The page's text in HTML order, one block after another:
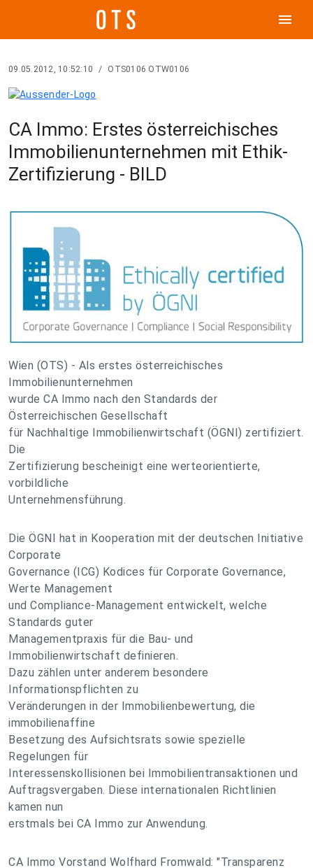
menu
09.05.2012, 10:52:10 / OTS0106 OTW0106
CA Immo: Erstes österreichisches
Immobilienunternehmen mit Ethik-
Zertifizierung - BILD
Wien (OTS) - Als erstes österreichisches
Immobilienunternehmen
wurde CA Immo nach den Standards der
Österreichischen Gesellschaft
für Nachhaltige Immobilienwirtschaft (ÖGNI) zertifiziert.
Die
Zertifizierung bescheinigt eine werteorientierte,
vorbildliche
Unternehmensführung.
Die ÖGNI hat in Kooperation mit der deutschen Initiative
Corporate
Governance (ICG) Kodices für Corporate Governance,
Werte Management
und Compliance-Management entwickelt, welche
Standards guter
Managementpraxis für die Bau- und
Immobilienwirtschaft definieren.
Dazu zählen unter anderem besondere
Informationspflichten zu
Veränderungen in der Immobilienbewertung, die
immobilienaffine
Besetzung des Aufsichtsrats sowie spezielle
Regelungen für
Interessenskollisionen bei Immobilientransaktionen und
Auftragsvergaben. Diese internationalen Richtlinien
kamen nun
erstmals bei CA Immo zur Anwendung.
CA Immo Vorstand Wolfhard Fromwald: "Transparenz